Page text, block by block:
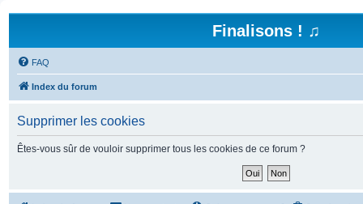
Finalisons ! ♫
FAQ
Index du forum
Supprimer les cookies
Êtes-vous sûr de vouloir supprimer tous les cookies de ce forum ?